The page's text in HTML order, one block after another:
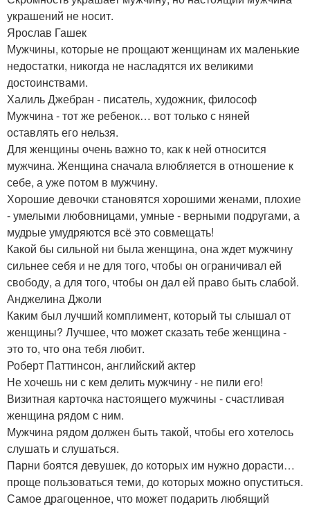
украшений не носит.
Ярослав Гашек
Мужчины, которые не прощают женщинам их маленькие
недостатки, никогда не насладятся их великими
достоинствами.
Халиль Джебран - писатель, художник, философ
Мужчина - тот же ребенок… вот только с няней
оставлять его нельзя.
Для женщины очень важно то, как к ней относится
мужчина. Женщина сначала влюбляется в отношение к
себе, а уже потом в мужчину.
Хорошие девочки становятся хорошими женами, плохие
- умелыми любовницами, умные - верными подругами, а
мудрые умудряются всё это совмещать!
Какой бы сильной ни была женщина, она ждет мужчину
сильнее себя и не для того, чтобы он ограничивал ей
свободу, а для того, чтобы он дал ей право быть слабой.
Анджелина Джоли
Каким был лучший комплимент, который ты слышал от
женщины? Лучшее, что может сказать тебе женщина -
это то, что она тебя любит.
Роберт Паттинсон, английский актер
Не хочешь ни с кем делить мужчину - не пили его!
Визитная карточка настоящего мужчины - счастливая
женщина рядом с ним.
Мужчина рядом должен быть такой, чтобы его хотелось
слушать и слушаться.
Парни боятся девушек, до которых им нужно дорасти…
проще пользоваться теми, до которых можно опуститься.
Самое драгоценное, что может подарить любящий